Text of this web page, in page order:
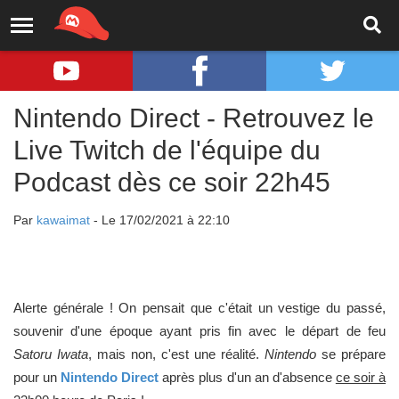
Nintendo Direct - Retrouvez le
Live Twitch de l'équipe du
Podcast dès ce soir 22h45
Par kawaimat - Le 17/02/2021 à 22:10
Alerte générale ! On pensait que c'était un vestige du passé,
souvenir d'une époque ayant pris fin avec le départ de feu
Satoru Iwata, mais non, c'est une réalité. Nintendo se prépare
pour un Nintendo Direct après plus d'un an d'absence ce soir à